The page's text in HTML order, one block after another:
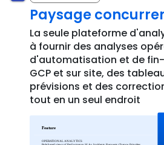
Paysage
La seule plateforme
à fournir des analyses
d'automatisation et de fin-
GCP et sur site, des
prévisions et des
tout en un seul endroit